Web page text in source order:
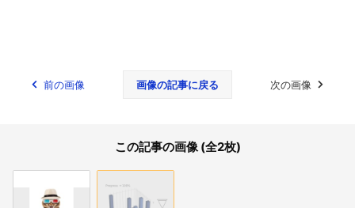
前の画像 画像の記事に戻る 次の画像
この記事の画像 (全2枚)